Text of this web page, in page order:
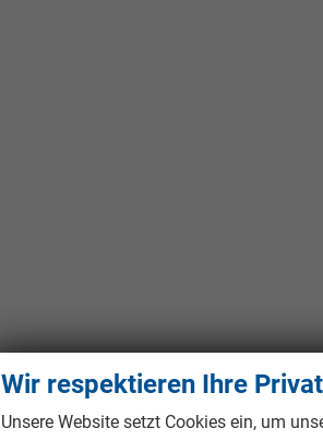
Wir respektieren Ihre
Unsere Website setzt Cookies ein, um